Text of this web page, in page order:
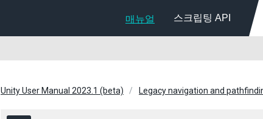
매뉴얼 스크립팅 API
Unity User Manual 2023.1 (beta) Legacy navigation and